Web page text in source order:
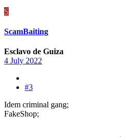
S
ScamBaiting
Esclavo de Guiza
4 July 2022
#3
Idem criminal gang;
FakeShop;